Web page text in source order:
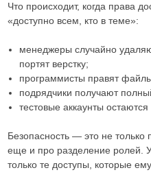
Что происходит, когда права
«доступно всем, кто в теме»:
менеджеры случайно
портят верстку;
программисты правят
подрядчики получают
тестовые аккаунты
Безопасность — это не
еще и про разделение ролей.
только те доступы, которые